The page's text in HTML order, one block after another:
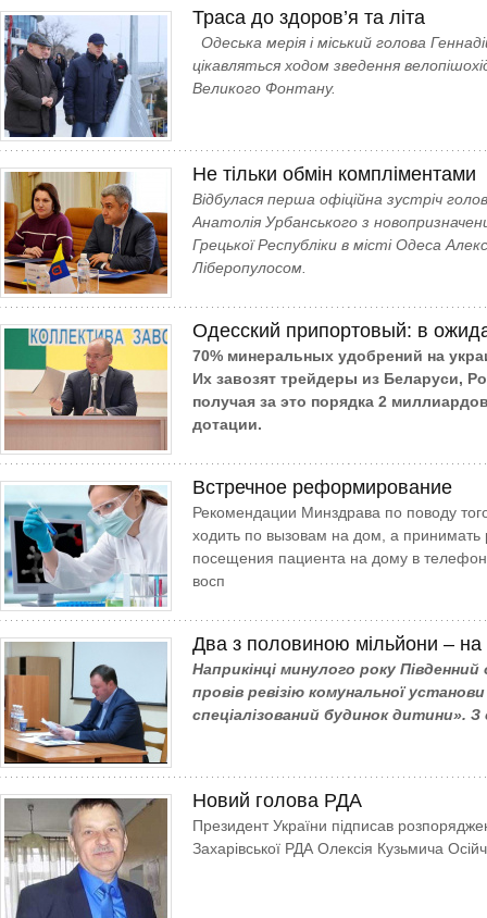
Траса до здоров’я та літа
Одеська мерія і міський голова
цікавляться ходом зведення
Великого Фонтану.
Не тільки обмін компліментами
Відбулася перша офіційна зустріч
Анатолія Урбанського з
Грецької Республіки в місті Одеса
Ліберопулосом.
Одесский припортовый: в
70% минеральных удобрений на
Их завозят трейдеры из Беларуси,
получая за это порядка 2
дотации.
Встречное реформирование
Рекомендации Минздрава по поводу
ходить по вызовам на дом, а
посещения пациента на дому в
восп
Два з половиною мільйони – на
Наприкінці минулого ро­ку
провів ревізію комунальної
спеціа­лізова­ний будинок дитини». З
Новий голова РДА
Президент України підписав
Захарівської РДА Олексія Кузьмича